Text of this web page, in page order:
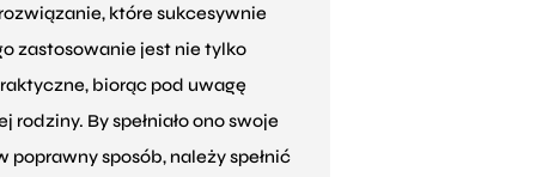
które sukcesywnie
zastosowanie jest nie tylko
biorąc pod uwagę
rodziny. By spełniało ono swoje
poprawny sposób, należy spełnić